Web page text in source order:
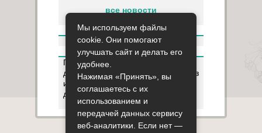
все новости
Пользуясь данным ресурсом вы
даёте разрешение на сбор, анализ
и хранение своих персональных
данных согласно Правилам
Карта сайта О сайте Контакты
Мы используем файлы
cookie. Они помогают
улучшать сайт и делать его
удобнее.
Нажимая «Принять», вы
соглашаетесь с их
использованием и
передачей данных сервису
веб-аналитики. Если нет —